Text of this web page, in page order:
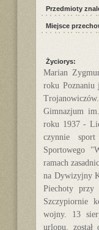
Przedmioty
Miejsce
Życiorys:
Marian
roku Poznaniu
Gimnazjum
roku 1937 -
czynnie
Sportowego
ramach
na Dywizyjny
Piechoty przy
Szczypiornie
wojny. 13
urlopu, został